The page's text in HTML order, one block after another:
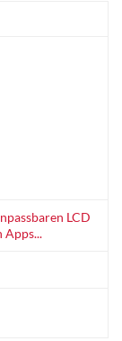
LCD
Apps...